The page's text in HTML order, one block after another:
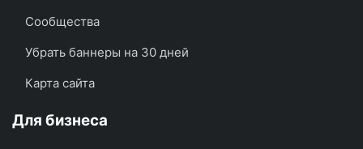
Сообщества
Убрать баннеры на 30 дней
Карта сайта
Для бизнеса